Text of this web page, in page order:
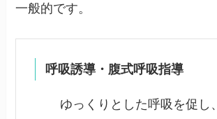
一般的です。
呼吸誘導・腹式呼吸指導
ゆっくりとした呼吸を促し